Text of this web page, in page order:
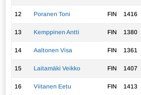
12 Poranen Toni FIN 1416
13 Kemppinen Antti FIN 1380
14 Aaltonen Visa FIN 1361
15 Laitamäki Veikko FIN 1407
16 Viitanen Eetu FIN 1413